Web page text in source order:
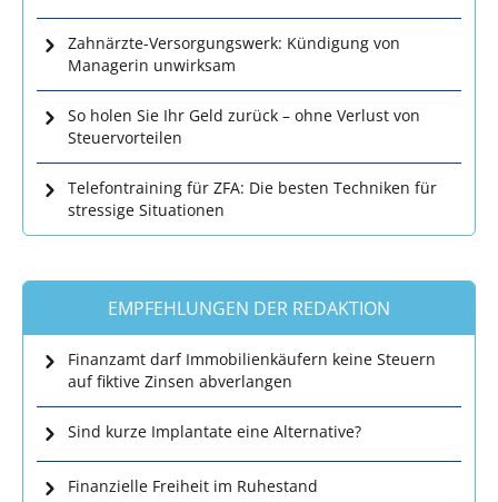
Zahnärzte-Versorgungswerk: Kündigung von
Managerin unwirksam
So holen Sie Ihr Geld zurück – ohne Verlust von
Steuervorteilen
Telefontraining für ZFA: Die besten Techniken für
stressige Situationen
EMPFEHLUNGEN DER REDAKTION
Finanzamt darf Immobilienkäufern keine Steuern
auf fiktive Zinsen abverlangen
Sind kurze Implantate eine Alternative?
Finanzielle Freiheit im Ruhestand